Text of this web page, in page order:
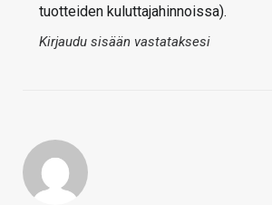
tuotteiden kuluttajahinnoissa).
Kirjaudu sisään vastataksesi